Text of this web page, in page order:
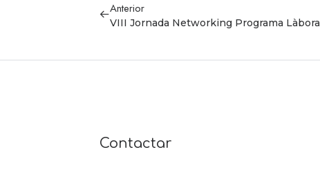
Anterior
VIII Jornada Networking Programa Làbora
Contactar